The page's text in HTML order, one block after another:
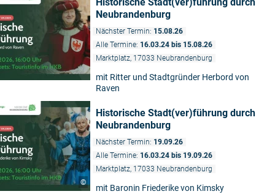
Historische Stadt(ver)führung durch
Neubrandenburg
Nächster Termin: 15.08.26
Alle Termine: 16.03.24 bis 15.08.26
Marktplatz, 17033 Neubrandenburg
mit Ritter und Stadtgründer Herbord von
Raven
©
Historische Stadt(ver)führung durch
Neubrandenburg
Nächster Termin: 19.09.26
Alle Termine: 16.03.24 bis 19.09.26
Marktplatz, 17033 Neubrandenburg
mit Baronin Friederike von Kimsky